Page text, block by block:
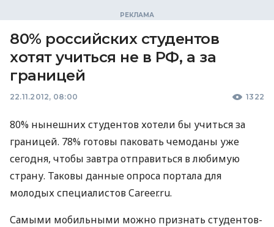
80% российских студентов
хотят учиться не в РФ, а за
границей
22.11.2012, 08:00 1322
80% нынешних студентов хотели бы учиться за
границей. 78% готовы паковать чемоданы уже
сегодня, чтобы завтра отправиться в любимую
страну. Таковы данные опроса портала для
молодых специалистов Career.ru.
Самыми мобильными можно признать студентов-